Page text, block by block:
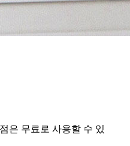
은 무료로 사용할 수 있